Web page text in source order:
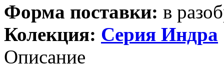
Форма поставки: в
Колекция: Серия Индра
Описание